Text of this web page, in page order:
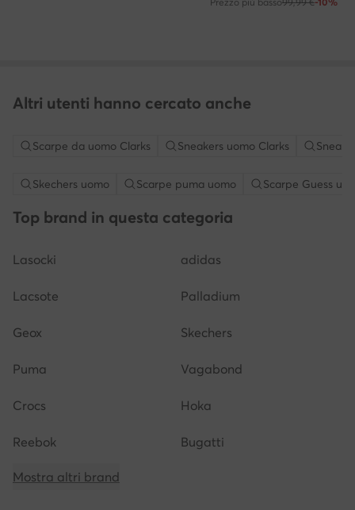
Altri utenti hanno cercato anche
Scarpe da uomo Clarks Sneakers uomo Clarks
Skechers uomo Scarpe puma uomo Scarpe Guess
Top brand in questa categoria
Lasocki adidas
Lacsote Palladium
Geox Skechers
Puma Vagabond
Crocs Hoka
Reebok Bugatti
Mostra altri brand